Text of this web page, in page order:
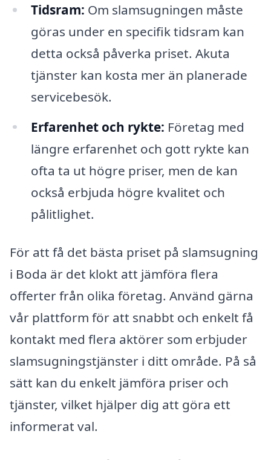
Tidsram: Om slamsugningen måste
göras under en specifik tidsram kan
detta också påverka priset. Akuta
tjänster kan kosta mer än planerade
servicebesök.
Erfarenhet och rykte: Företag med
längre erfarenhet och gott rykte kan
ofta ta ut högre priser, men de kan
också erbjuda högre kvalitet och
pålitlighet.
För att få det bästa priset på slamsugning
i Boda är det klokt att jämföra flera
offerter från olika företag. Använd gärna
vår plattform för att snabbt och enkelt få
kontakt med flera aktörer som erbjuder
slamsugningstjänster i ditt område. På så
sätt kan du enkelt jämföra priser och
tjänster, vilket hjälper dig att göra ett
informerat val.